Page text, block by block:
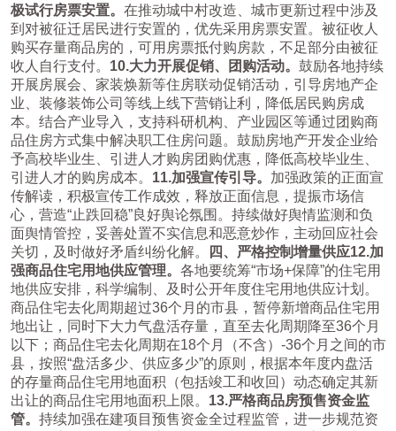
极试行房票安置。 在推动城中村改造、城市更新过程中涉及
到对被征迁居民进行安置的，优先采用房票安置。被征收人
购买存量商品房的，可用房票抵付购房款，不足部分由被征
收人自行支付。 10.大力开展促销、团购活动。 鼓励各地持续
开展房展会、家装焕新等住房联动促销活动，引导房地产企
业、装修装饰公司等线上线下营销让利，降低居民购房成
本。结合产业导入，支持科研机构、产业园区等通过团购商
品住房方式集中解决职工住房问题。鼓励房地产开发企业给
予高校毕业生、引进人才购房团购优惠，降低高校毕业生、
引进人才的购房成本。 11.加强宣传引导。 加强政策的正面宣
传解读，积极宣传工作成效，释放正面信息，提振市场信
心，营造“止跌回稳”良好舆论氛围。持续做好舆情监测和负
面舆情管控，妥善处置不实信息和恶意炒作，主动回应社会
关切，及时做好矛盾纠纷化解。
四、严格控制增量供应12.加
强商品住宅用地供应管理。 各地要统筹“市场+保障”的住宅用
地供应安排，科学编制、及时公开年度住宅用地供应计划。
商品住宅去化周期超过36个月的市县，暂停新增商品住宅用
地出让，同时下大力气盘活存量，直至去化周期降至36个月
以下；商品住宅去化周期在18个月（不含）-36个月之间的市
县，按照“盘活多少、供应多少”的原则，根据本年度内盘活
的存量商品住宅用地面积（包括竣工和收回）动态确定其新
出让的商品住宅用地面积上限。 13.严格商品房预售资金监
管。 持续加强在建项目预售资金全过程监管，进一步规范资